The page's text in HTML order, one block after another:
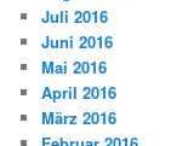
Juli 2016
Juni 2016
Mai 2016
April 2016
März 2016